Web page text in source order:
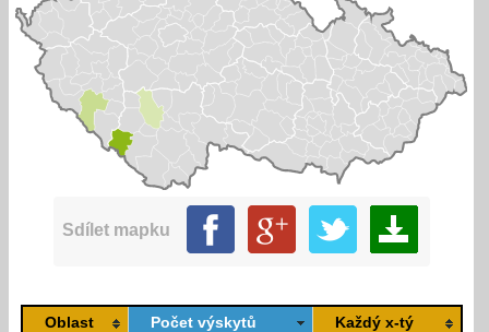
Sdílet mapku
Oblast Počet výskytů Každý x-tý